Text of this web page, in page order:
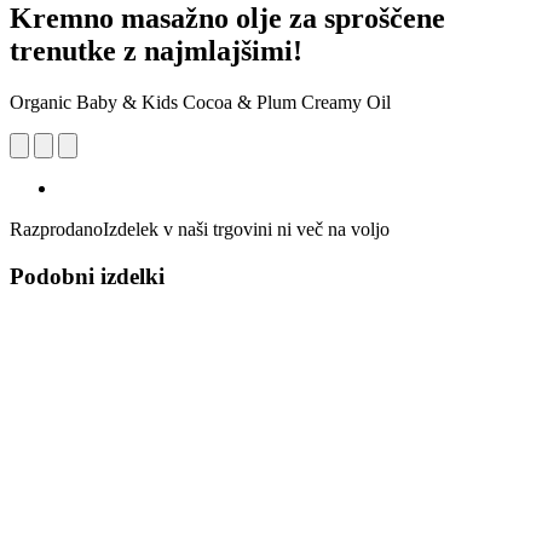
Kremno masažno olje za sproščene
trenutke z najmlajšimi!
Organic Baby & Kids Cocoa & Plum Creamy Oil
RazprodanoIzdelek v naši trgovini ni več na voljo
Podobni izdelki